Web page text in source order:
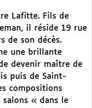
Lafitte. Fils de
il réside 19 rue
de son décès.
une brillante
devenir maître de
puis de Saint-
compositions
salons « dans le